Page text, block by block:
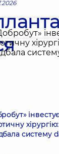
систему